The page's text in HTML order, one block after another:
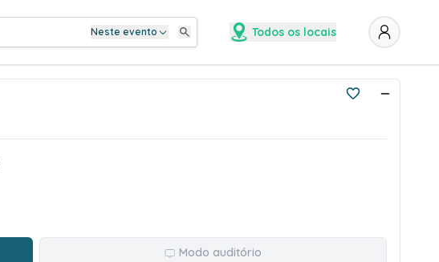
Neste evento Todos os locais
Modo auditório